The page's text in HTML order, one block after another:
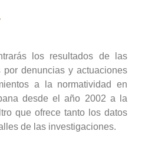
los resultados de las
por denuncias y actuaciones
a la normatividad en
desde el año 2002 a la
que ofrece tanto los datos
de las investigaciones.